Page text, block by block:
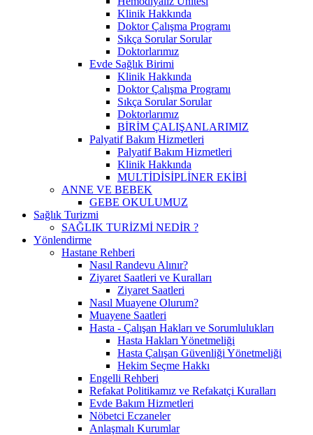
Klinik Hakkında
Doktor Çalışma Programı
Sıkça Sorular Sorular
Doktorlarımız
Evde Sağlık Birimi
Klinik Hakkında
Doktor Çalışma Programı
Sıkça Sorular Sorular
Doktorlarımız
BİRİM ÇALIŞANLARIMIZ
Palyatif Bakım Hizmetleri
Palyatif Bakım Hizmetleri
Klinik Hakkında
MULTİDİSİPLİNER EKİBİ
ANNE VE BEBEK
GEBE OKULUMUZ
Sağlık Turizmi
SAĞLIK TURİZMİ NEDİR ?
Yönlendirme
Hastane Rehberi
Nasıl Randevu Alınır?
Ziyaret Saatleri ve Kuralları
Ziyaret Saatleri
Nasıl Muayene Olurum?
Muayene Saatleri
Hasta - Çalışan Hakları ve Sorumlulukları
Hasta Hakları Yönetmeliği
Hasta Çalışan Güvenliği Yönetmeliği
Hekim Seçme Hakkı
Engelli Rehberi
Refakat Politikamız ve Refakatçi Kuralları
Evde Bakım Hizmetleri
Nöbetci Eczaneler
Anlaşmalı Kurumlar